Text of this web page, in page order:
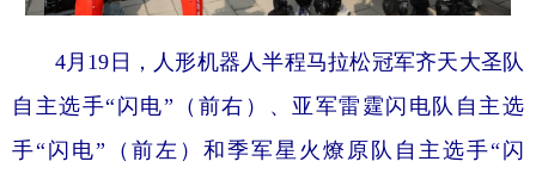
4月19日，人形机器人半程马拉松冠军齐天大圣队
自主选手“闪电”（前右）、亚军雷霆闪电队自主选
手“闪电”（前左）和季军星火燎原队自主选手“闪